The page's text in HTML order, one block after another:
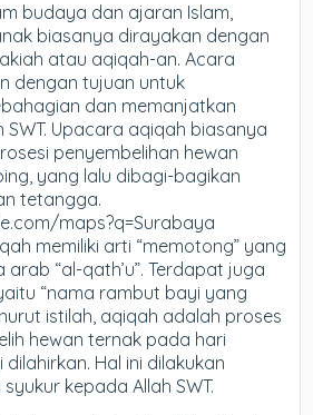
budaya dan ajaran Islam,
biasanya dirayakan dengan
atau aqiqah-an. Acara
dengan tujuan untuk
dan memanjatkan
SWT. Upacara aqiqah biasanya
penyembelihan hewan
yang lalu dibagi-bagikan
tetangga.
maps?q=Surabaya
memiliki arti “memotong” yang
“al-qath’u”. Terdapat juga
“nama rambut bayi yang
istilah, aqiqah adalah proses
hewan ternak pada hari
Hal ini dilakukan
kepada Allah SWT.